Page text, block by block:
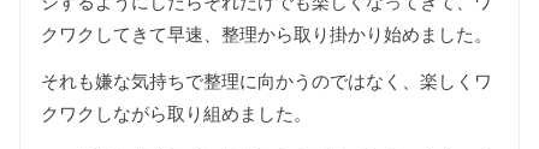
クワクしてきて早速、整理から取り掛かり始めました。
それも嫌な気持ちで整理に向かうのではなく、楽しくワ
クワクしながら取り組めました。